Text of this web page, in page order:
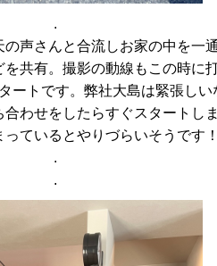
.
声さんと合流しお家の中を一
共有。撮影の動線もこの時に
ートです。弊社大島は緊張しい
わせをしたらすぐスタートしま
っているとやりづらいそうです
.
.